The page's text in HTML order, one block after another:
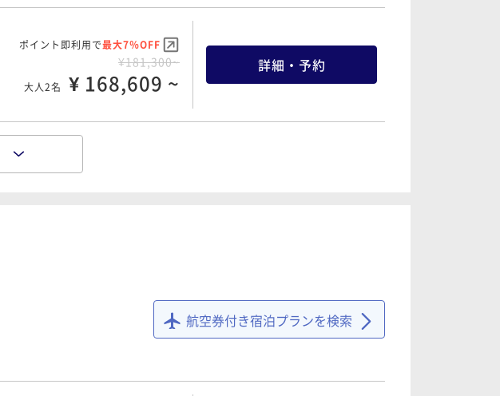
ポイント即利用で最大7％OFF
¥181,300~
大人2名 ¥ 168,609 ~
詳細・予約
ポイント即利用で
¥ 369,954 ~ 航空券付き宿泊プランを検索